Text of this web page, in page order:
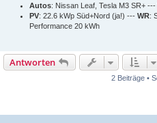
Autos: Nissan Leaf, Tesla M3 SR+ ---
PV: 22.6 kWp Süd+Nord (ja!) --- WR:
Performance 20 kWh
Antworten
2 Beiträge •